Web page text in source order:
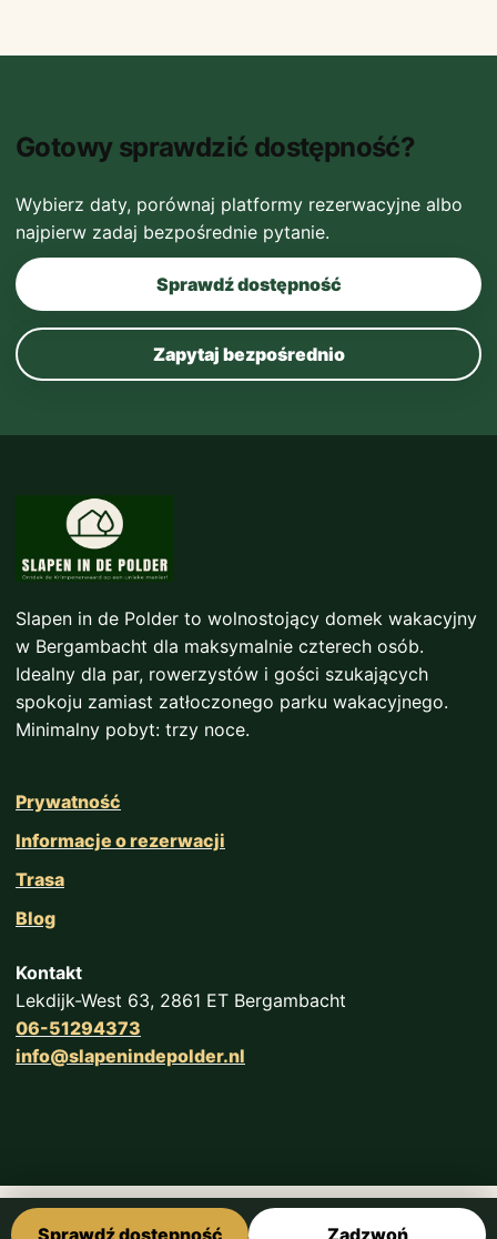
Gotowy sprawdzić dostępność?
Wybierz daty, porównaj platformy rezerwacyjne albo
najpierw zadaj bezpośrednie pytanie.
Sprawdź dostępność
Zapytaj bezpośrednio
Slapen in de Polder to wolnostojący domek wakacyjny
w Bergambacht dla maksymalnie czterech osób.
Idealny dla par, rowerzystów i gości szukających
spokoju zamiast zatłoczonego parku wakacyjnego.
Minimalny pobyt: trzy noce.
Prywatność
Informacje o rezerwacji
Trasa
Blog
Kontakt
Lekdijk-West 63, 2861 ET Bergambacht
06-51294373
info@slapenindepolder.nl
Sprawdź dostępność Zadzwoń